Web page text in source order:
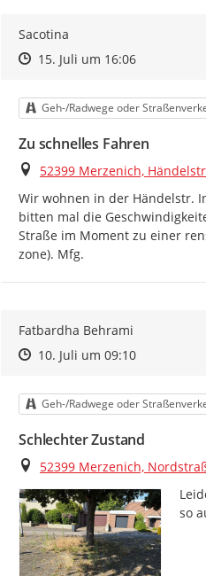
Sacotina
Zeitpunkt des Erstellens
Zeitpunkt des Erstellens
15. Juli um 16:06Zur
Kategorie
Geh-/Radwege oder
Zu schnelles Fahren
Ort
52399 Merzenich,
Wir wohnen in der Händelstr.
bitten mal die
Straße im Moment zu einer
zone). Mfg.
Fatbardha Behrami
Zeitpunkt des Erstellens
Zeitpunkt des Erstellens
10. Juli um 09:10Zur
Kategorie
Geh-/Radwege oder
Schlechter Zustand
Ort
52399 Merzenich,
so